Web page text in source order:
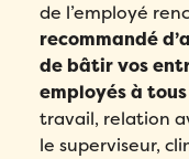
de l’employé
recommandé
de bâtir vos
employés à
travail, relation
le superviseur,